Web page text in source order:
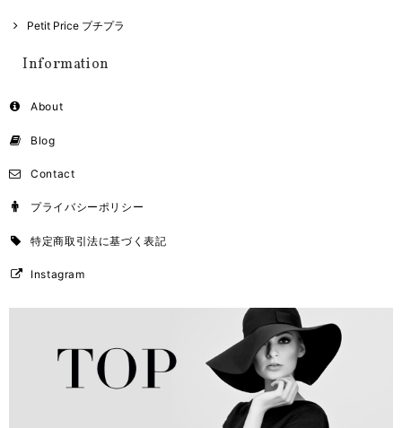
Petit Price プチプラ
Information
About
Blog
Contact
プライバシーポリシー
特定商取引法に基づく表記
Instagram